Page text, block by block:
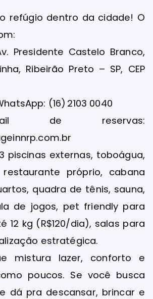
refúgio dentro da cidade! O
Presidente Castelo Branco,
Ribeirão Preto – SP, CEP
(16) 2103 0040
de reservas:
piscinas externas, toboágua,
próprio, cabana
quadra de tênis, sauna,
de jogos, pet friendly para
12 kg (R$120/dia), salas para
estratégica.
mistura lazer, conforto e
poucos. Se você busca
dá pra descansar, brincar e